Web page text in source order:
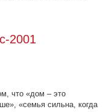
2001
что «дом – это
«семья сильна, когда